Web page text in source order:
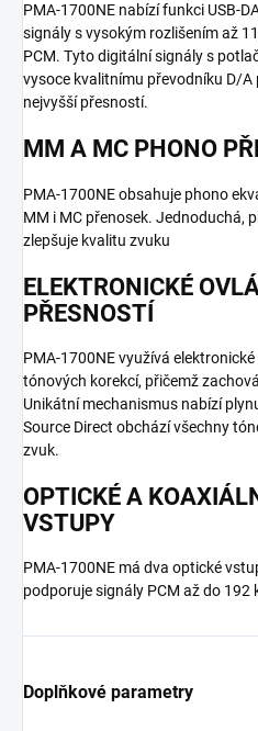
PMA-1700NE nabízí funkci USB-
signály s vysokým rozlišením až
PCM. Tyto digitální signály s
vysoce kvalitnímu převodníku D/
nejvyšší přesností.
MM A MC PHONO
PMA-1700NE obsahuje phono
MM i MC přenosek. Jednoduchá,
zlepšuje kvalitu zvuku
ELEKTRONICKÉ
PŘESNOSTÍ
PMA-1700NE využívá
tónových korekcí, přičemž
Unikátní mechanismus nabízí
Source Direct obchází všechny
zvuk.
OPTICKÉ A
VSTUPY
PMA-1700NE má dva optické
podporuje signály PCM až do 192
Doplňkové parametry